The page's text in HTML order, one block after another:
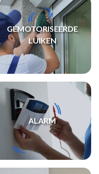
GEMOTORISEERDE
LUIKEN
ALARM